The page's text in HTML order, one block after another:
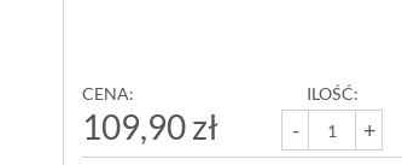
CENA:
109,90 zł
ILOŚĆ:
- +